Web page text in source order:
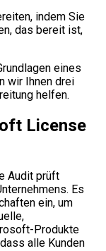
indem Sie
das bereit ist,
eines
wir Ihnen drei
helfen.
License
Audit prüft
Es
ein, um
Produkte
alle Kunden